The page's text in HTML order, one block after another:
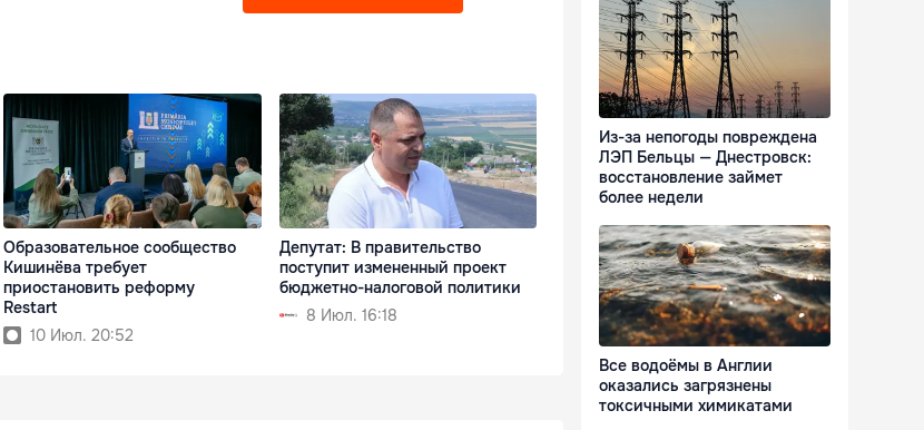
Образовательное сообщество
Кишинёва требует
приостановить реформу
Restart
10 Июл. 20:52
Депутат: В правительство
поступит измененный проект
бюджетно-налоговой политики
8 Июл. 16:18
Из-за непогоды повреждена
ЛЭП Бельцы — Днестровск:
восстановление займет
более недели
Все водоёмы в Англии
оказались загрязнены
токсичными химикатами